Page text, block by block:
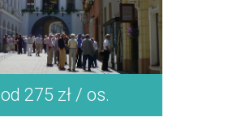
od 275 zł / os.